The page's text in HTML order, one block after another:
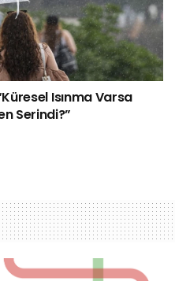
Isınma Varsa
Serindi?”